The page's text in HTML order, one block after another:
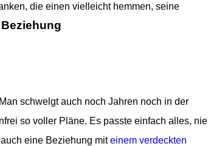
die einen vielleicht hemmen, seine
schwelgt auch noch Jahren noch in der
so voller Pläne. Es passte einfach alles, nie
eine Beziehung miteinem verdeckten